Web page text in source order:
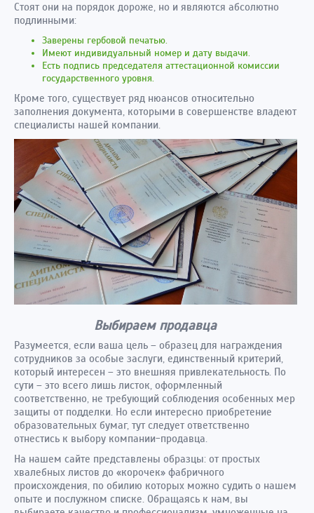
Стоят они на порядок дороже, но и являются абсолютно
подлинными:
Заверены гербовой печатью.
Имеют индивидуальный номер и дату выдачи.
Есть подпись председателя аттестационной комиссии
государственного уровня.
Кроме того, существует ряд нюансов относительно
заполнения документа, которыми в совершенстве владеют
специалисты нашей компании.
Выбираем продавца
Разумеется, если ваша цель – образец для награждения
сотрудников за особые заслуги, единственный критерий,
который интересен – это внешняя привлекательность. По
сути – это всего лишь листок, оформленный
соответственно, не требующий соблюдения особенных мер
защиты от подделки. Но если интересно приобретение
образовательных бумаг, тут следует ответственно
отнестись к выбору компании-продавца.
На нашем сайте представлены образцы: от простых
хвалебных листов до «корочек» фабричного
происхождения, по обилию которых можно судить о нашем
опыте и послужном списке. Обращаясь к нам, вы